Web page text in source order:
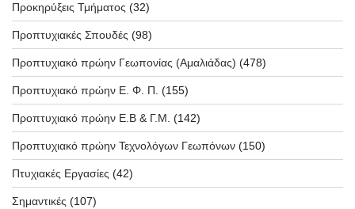
Προκηρύξεις Τμήματος (32)
Προπτυχιακές Σπουδές (98)
Προπτυχιακό πρώην Γεωπονίας (Αμαλιάδας) (478)
Προπτυχιακό πρώην Ε. Φ. Π. (155)
Προπτυχιακό πρώην Ε.Β & Γ.Μ. (142)
Προπτυχιακό πρώην Τεχνολόγων Γεωπόνων (150)
Πτυχιακές Εργασίες (42)
Σημαντικές (107)